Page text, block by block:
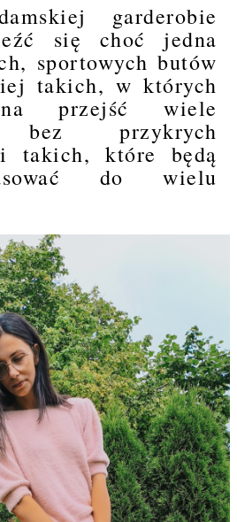
garderobie
się choć jedna
sportowych butów
takich, w których
przejść wiele
bez przykrych
takich, które będą
do wielu